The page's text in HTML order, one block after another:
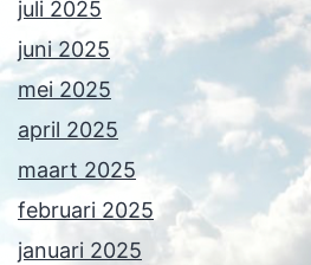
juli 2025
juni 2025
mei 2025
april 2025
maart 2025
februari 2025
januari 2025